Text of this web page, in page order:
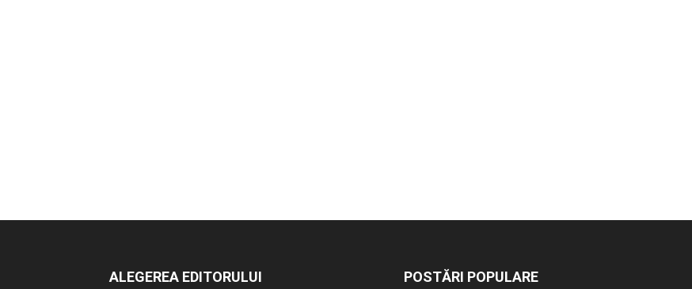
ALEGEREA EDITORULUI POSTĂRI POPULARE